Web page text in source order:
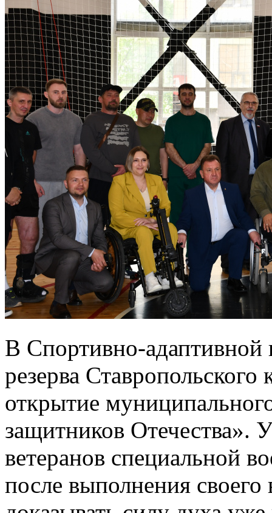
В Спортивно-адаптивной
резерва Ставропольского
открытие
защитников Отечества».
ветеранов специальной
после выполнения